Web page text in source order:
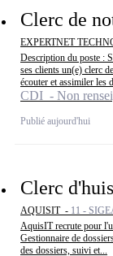
Clerc de
EXPERTNET
Description du poste :
ses clients un(e) clerc
écouter et assimiler les
CDI - Non
Publié aujourd'hui
Clerc
AQUISIT - 11 -
AquisIT recrute pour
Gestionnaire de
des dossiers, suivi et...